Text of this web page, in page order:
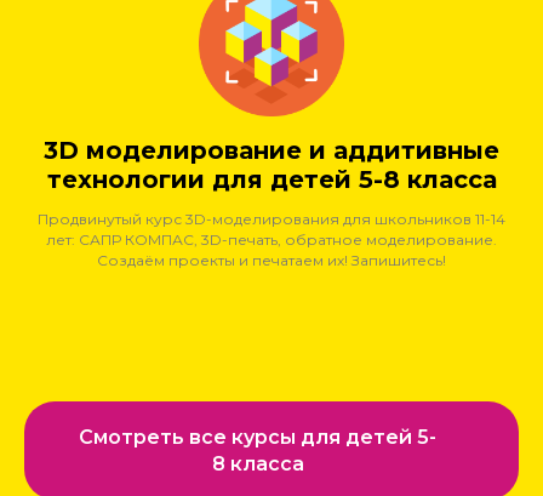
3D моделирование и аддитивные
технологии для детей 5-8 класса
Продвинутый курс 3D-моделирования для школьников 11-14
лет: САПР КОМПАС, 3D-печать, обратное моделирование.
Создаём проекты и печатаем их! Запишитесь!
Смотреть все курсы для детей 5-
8 класса